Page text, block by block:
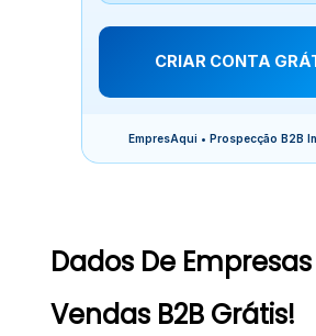
CRIAR CONTA
EmpresAqui • Prospecção B2B
Dados De
Vendas B2B Grátis!